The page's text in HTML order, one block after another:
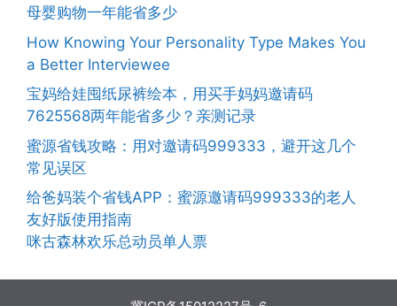
母婴购物一年能省多少
How Knowing Your Personality Type Makes You
a Better Interviewee
宝妈给娃囤纸尿裤绘本，用买手妈妈邀请码
7625568两年能省多少？亲测记录
蜜源省钱攻略：用对邀请码999333，避开这几个
常见误区
给爸妈装个省钱APP：蜜源邀请码999333的老人
友好版使用指南
咪古森林欢乐总动员单人票